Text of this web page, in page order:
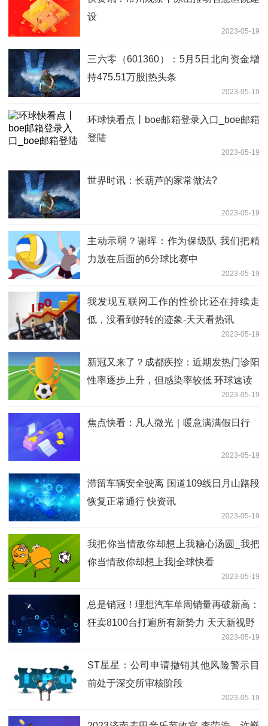
设
2023-05-19
三六零（601360）：5月5日北向资金增
持475.51万股|热头条
2023-05-19
环球快看点丨boe邮箱登录入口_boe邮箱
登陆
2023-05-19
世界时讯：长葫芦的家常做法?
2023-05-19
主动示弱？谢晖：作为保级队 我们把精
力放在后面的6分球比赛中
2023-05-19
我发现互联网工作的性价比还在持续走
低，没看到好转的迹象-天天看热讯
2023-05-19
新冠又来了？成都疾控：近期发热门诊阳
性率逐步上升，但感染率较低 环球速读
2023-05-19
焦点快看：凡人微光｜暖意满满假日行
2023-05-19
滞留车辆安全驶离 国道109线日月山路段
恢复正常通行 快资讯
2023-05-19
我把你当情敌你却想上我糖心汤圆_我把
你当情敌你却想上我|全球快看
2023-05-19
总是销冠！理想汽车单周销量再破新高：
狂卖8100台打遍所有新势力 天天新视野
2023-05-19
ST星星：公司申请撤销其他风险警示目
前处于深交所审核阶段
2023-05-19